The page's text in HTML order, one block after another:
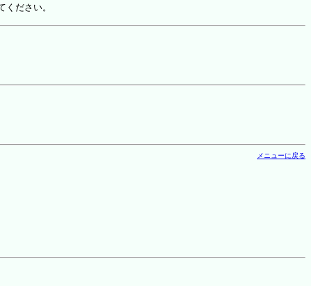
ださい。
メニューに戻る